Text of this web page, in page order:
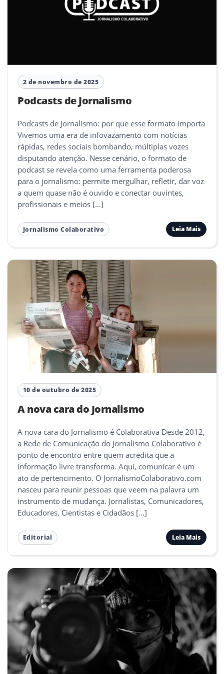
2 de novembro de 2025
Podcasts de Jornalismo
Podcasts de Jornalismo: por que esse formato importa
Vivemos uma era de infovazamento com notícias
rápidas, redes sociais bombando, múltiplas vozes
disputando atenção. Nesse cenário, o formato de
podcast se revela como uma ferramenta poderosa
para o jornalismo: permite mergulhar, refletir, dar voz
a quem quase não é ouvido e conectar ouvintes,
profissionais e meios […]
Jornalismo Colaborativo Leia Mais
10 de outubro de 2025
A nova cara do Jornalismo
A nova cara do Jornalismo é Colaborativa Desde 2012,
a Rede de Comunicação do Jornalismo Colaborativo é
ponto de encontro entre quem acredita que a
informação livre transforma. Aqui, comunicar é um
ato de pertencimento. O JornalismoColaborativo.com
nasceu para reunir pessoas que veem na palavra um
instrumento de mudança. Jornalistas, Comunicadores,
Educadores, Cientistas e Cidadãos […]
Editorial Leia Mais